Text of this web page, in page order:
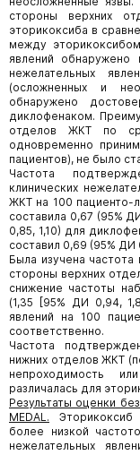
стороны верхних
эторикоксиба в
между
явлений обнаружено
нежелательных
(осложненных и
обнаружено
диклофенаком.
отделов ЖКТ по
одновременно
пациентов), не было
Частота
клинических
ЖКТ на 100 пациенто-
составила 0,67 (95%
0,85, 1,10) для
составил 0,69 (95% ДИ
Была изучена
стороны верхних
снижение частоты
(1,35 [95% ДИ 0,94,
явлений на 100
соответственно.
Частота
нижних отделов ЖКТ
непроходимость
различалась для
Результаты оценки
MEDAL. Эторикоксиб
более низкой
нежелательных